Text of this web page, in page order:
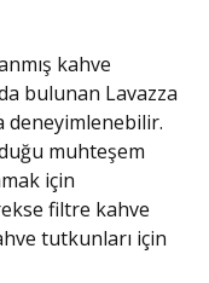
kahve
bulunan Lavazza
deneyimlenebilir.
muhteşem
için
filtre kahve
tutkunları için